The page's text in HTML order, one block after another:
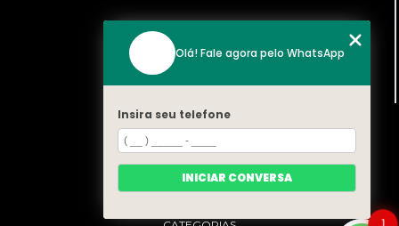
CONTATO
(11) 94519-2422
contato@bonfattieventos.com.br
MENU
HOME
A BONFATTI
SERVIÇOS
1
Olá! Fale agora pelo WhatsApp
Insira seu telefone
INICIAR CONVERSA